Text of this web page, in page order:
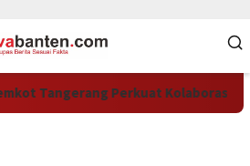
Perkuat Kolaborasi